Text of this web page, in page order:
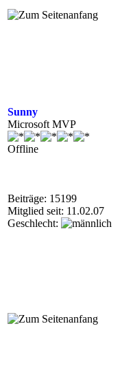
Sunny
Microsoft MVP
Offline
Beiträge: 15199
Mitglied seit: 11.02.07
Geschlecht: